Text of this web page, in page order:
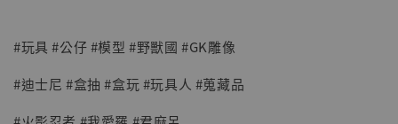
#玩具 #公仔 #模型 #野獸國 #GK雕像
#迪士尼 #盒抽 #盒玩 #玩具人 #蒐藏品